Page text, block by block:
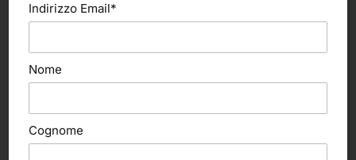
Indirizzo Email*
Nome
Cognome